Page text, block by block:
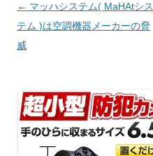
投
稿
ナ
ー
シ
← マッハシステム( MaHAtシス
テム )は空調機器メーカーの脅
威